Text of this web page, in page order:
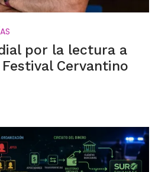
por la lectura a
Cervantino